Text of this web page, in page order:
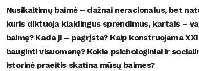
Nusikaltimų baimė – dažnai neracionalus, bet
kuris diktuoja klaidingus sprendimus, kartais –
baimę? Kada ji – pagrįsta? Kaip konstruojama
bauginti visuomenę? Kokie psichologiniai ir
istorinė praeitis skatina mūsų baimes?